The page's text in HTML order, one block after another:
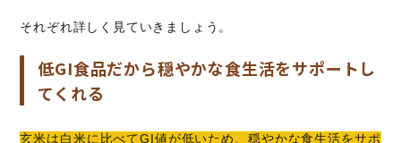
それぞれ詳しく見ていきましょう。
低GI食品だから穏やかな食生活をサポートし
てくれる
玄米は白米に比べてGI値が低いため、穏やかな食生活をサポ